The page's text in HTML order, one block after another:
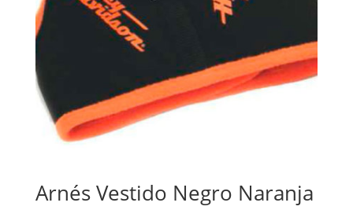
Arnés Vestido Negro Naranja